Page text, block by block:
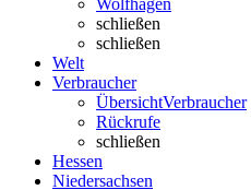
Wolfhagen
schließen
schließen
Welt
Verbraucher
ÜbersichtVerbraucher
Rückrufe
schließen
Hessen
Niedersachsen